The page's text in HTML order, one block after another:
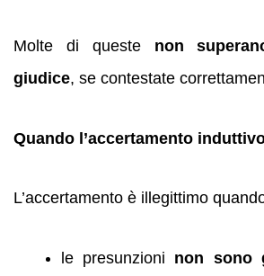
Molte di queste non
giudice, se contestate
Quando l’accertamento
L’accertamento è illegittimo
le presunzioni non sono